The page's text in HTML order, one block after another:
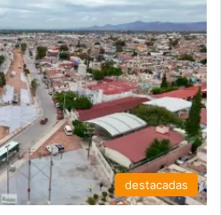
destacadas